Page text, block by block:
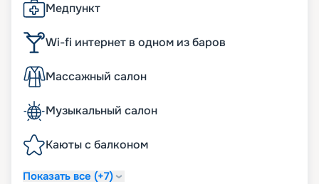
Медпункт
Wi-fi интернет в одном из баров
Массажный салон
Музыкальный салон
Каюты с балконом
Показать все (+7)